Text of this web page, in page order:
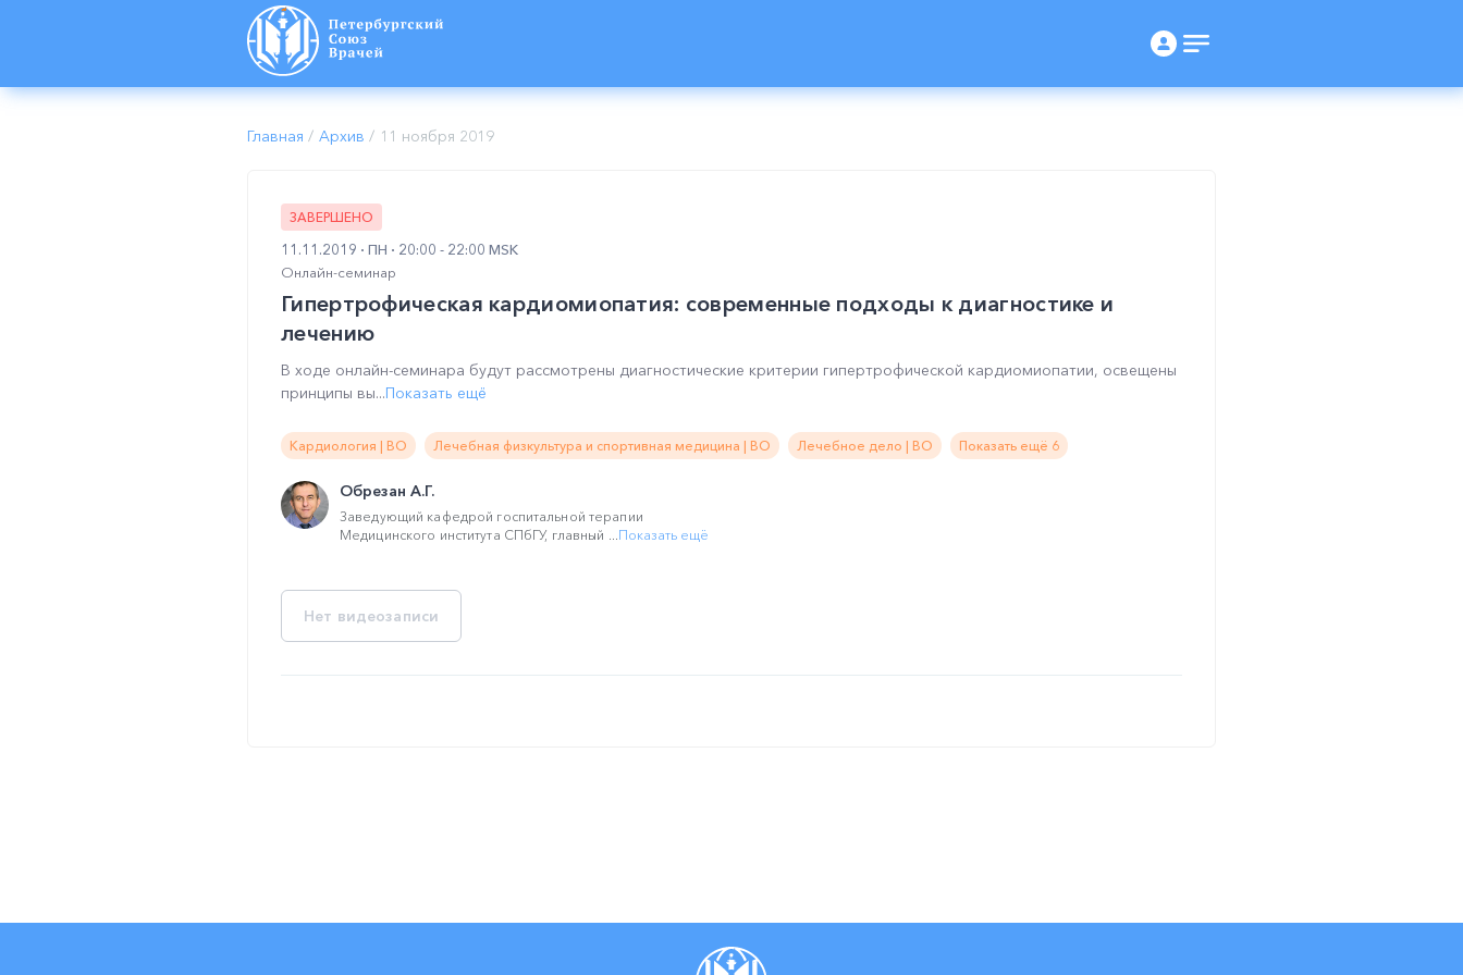
Главная / Архив / 11 ноября 2019
ЗАВЕРШЕНО
11.11.2019 ПН
20:00 - 22:00 MSK
Онлайн-семинар
Гипертрофическая кардиомиопатия: современные подходы к диагностике и
лечению
В ходе онлайн-семинара будут рассмотрены диагностические критерии гипертрофической кардиомиопатии, освещены
принципы вы...Показать ещё
Кардиология | ВО Лечебная физкультура и спортивная медицина | ВО Лечебное дело | ВО Показать ещё 6
Обрезан А.Г.
Заведующий кафедрой госпитальной терапии
Медицинского института СПбГУ, главный ...Показать ещё
Нет видеозаписи